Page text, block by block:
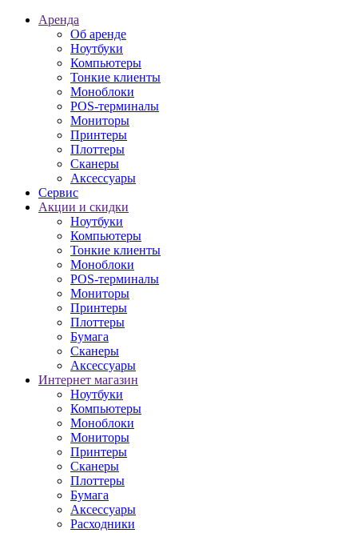
Аренда
Об аренде
Ноутбуки
Компьютеры
Тонкие клиенты
Моноблоки
POS-терминалы
Мониторы
Принтеры
Плоттеры
Сканеры
Аксессуары
Сервис
Акции и скидки
Ноутбуки
Компьютеры
Тонкие клиенты
Моноблоки
POS-терминалы
Мониторы
Принтеры
Плоттеры
Бумага
Сканеры
Аксессуары
Интернет магазин
Ноутбуки
Компьютеры
Моноблоки
Мониторы
Принтеры
Сканеры
Плоттеры
Бумага
Аксессуары
Расходники